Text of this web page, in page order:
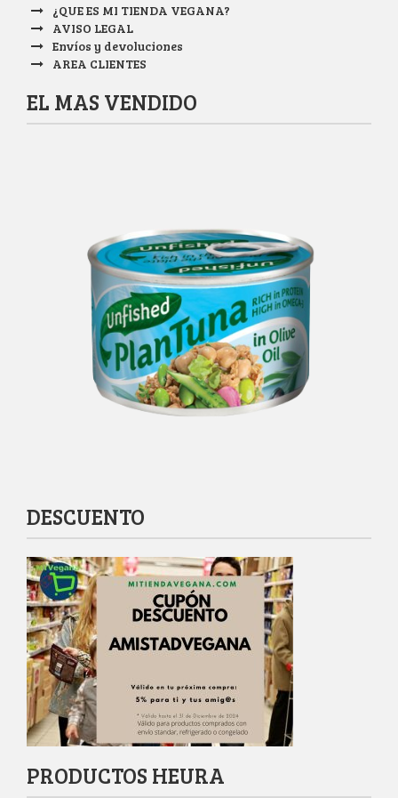
¿QUE ES MI TIENDA VEGANA?
AVISO LEGAL
Envíos y devoluciones
AREA CLIENTES
EL MAS VENDIDO
DESCUENTO
PRODUCTOS HEURA